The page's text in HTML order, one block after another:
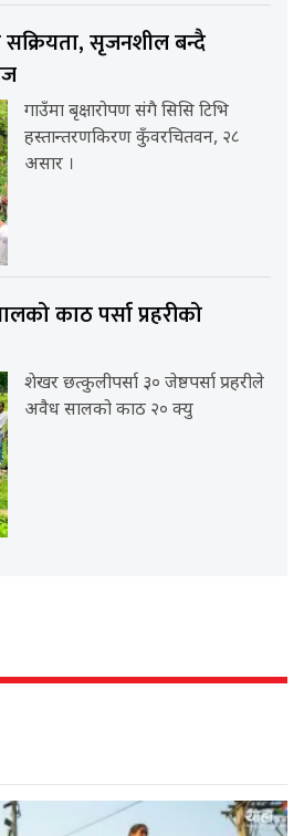
सक्रियता, सृजनशील बन्दै
गाउँमा बृक्षारोपण संगै सिसि टिभि
हस्तान्तरणकिरण कुँवरचितवन, २८
असार ।
काठ पर्सा प्रहरीको
शेखर छत्कुलीपर्सा ३० जेष्ठपर्सा प्रहरीले
अवैध सालको काठ २० क्यु